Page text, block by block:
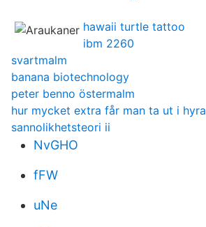
hawaii turtle tattoo
ibm 2260
svartmalm
banana biotechnology
peter benno östermalm
hur mycket extra får man ta ut i hyra
sannolikhetsteori ii
NvGHO
fFW
uNe